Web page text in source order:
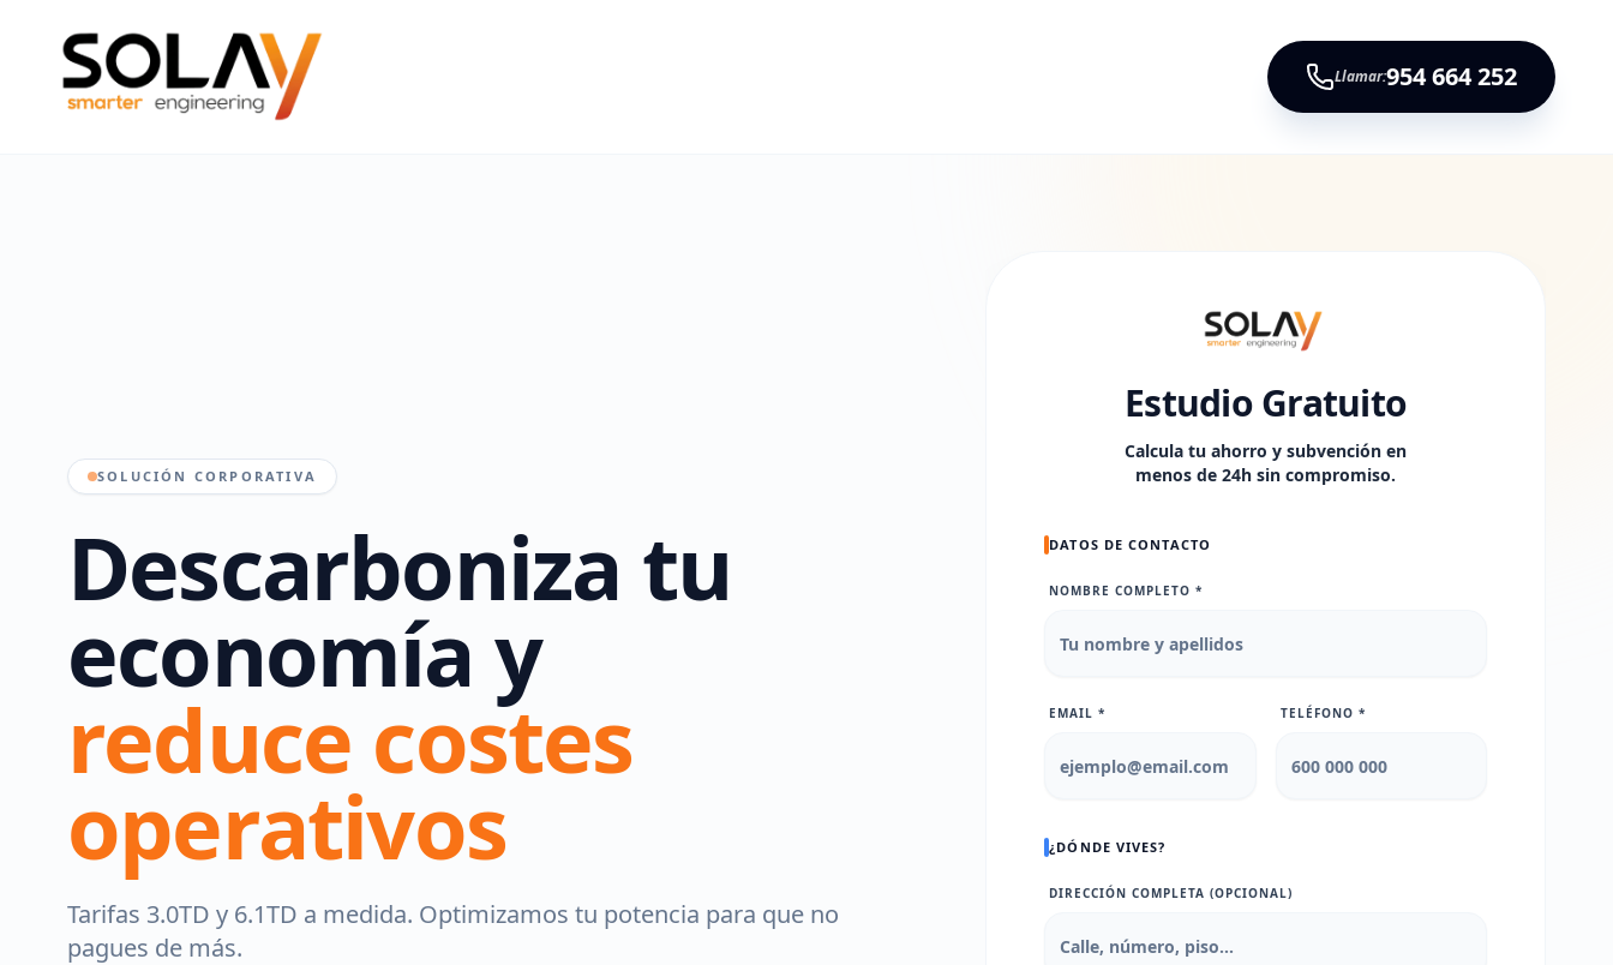
Llamar:954 664 252
SOLUCIÓN CORPORATIVA
Descarboniza tu
economía y
reduce costes
operativos
Tarifas 3.0TD y 6.1TD a medida. Optimizamos tu potencia para que no
pagues de más.
Estudio Gratuito
Calcula tu ahorro y subvención en
menos de 24h sin compromiso.
DATOS DE CONTACTO
NOMBRE COMPLETO *
EMAIL * TELÉFONO *
¿DÓNDE VIVES?
DIRECCIÓN COMPLETA (OPCIONAL)